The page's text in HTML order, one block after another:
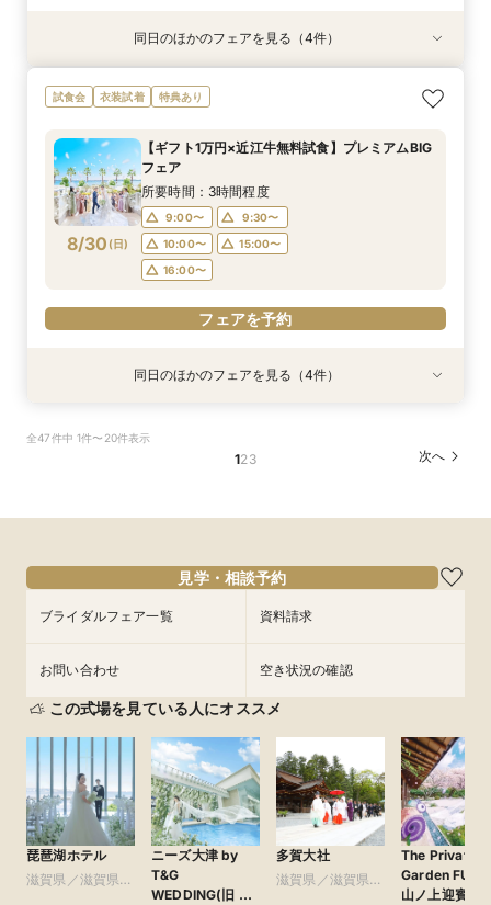
特典あり
8/29(土)
【無料相談】結婚式の悩みや不安を解決・ブライ
ダル相談会
9:00〜
13:00〜
14:00〜
フェアを予約
8/29(土)
【Webオンライン相談】ご遠方の方も在宅のまま
で安心！日程の空き状況＆お見積り相談まで♪か
付きフェアへご招待！
所要時間：2時間程度
フェアを予約
8/29(土)
最短90分！見積×日程×クイック相談会
15:00〜 15:30〜
フェアを予約
特典あり
8/29(土)
【8～30名様◇貸切り】水上ヴィラ見学×家族婚
プラン相談会！結婚式は大好きなご家族と♪そん
名/50万の安心価格で叶える！アットホームＷ♪
所要時間：3時間程度
14:00〜
15:00〜
フェアを予約
同日のほかのフェアを見る（4件）
試食会 衣装試着 特典あり
8/30 (日)
【ギフト1万円×近江牛無料試食】プレミアムBIG
フェア
所要時間：3時間程度
9:00〜
9:30〜
10:00〜
15:00〜
16:00〜
フェアを予約
特典あり
8/30
ダル相談会
フェアを予約
8/30
で安心！日程の空き状況＆お見積り相談まで♪か
んたんオンライン相談会！後日ご来館で豪華試食
14:00〜
フェアを予約
8/30
所要時間：1時間30分程度
フェアを予約
特典あり
8/30
プラン相談会！結婚式は大好きなご家族と♪そん
なカップル様に《ファミリーＷプラン》登場！8
9:00〜
10:00〜
フェアを予約
同日のほかのフェアを見る（4件）
全47件中 1件〜20件表示
123 次へ
見学・相談予約
ブライダルフェア一覧 資料請求
お問い合わせ 空き状況の確認
この式場を見ている人にオススメ
琵琶湖ホテル
滋賀県／滋賀県全
ニーズ大津 by
T&G
WEDDING(旧 ア
多賀大社
滋賀県／滋賀県全
The Private
Garden
山ノ上迎賓館